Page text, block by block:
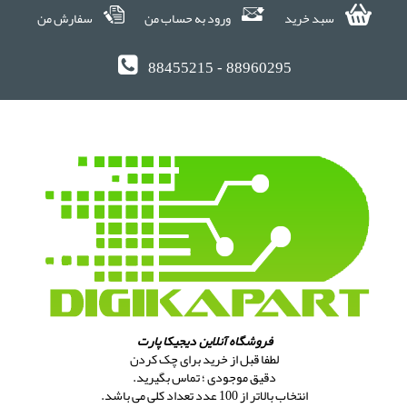
سبد خرید ورود به حساب من سفارش من
88455215 - 88960295
فروشگاه آنلاین دیجیکا پارت
لطفا قبل از خرید برای چک کردن
دقیق موجودی ؛ تماس بگیرید.
انتخاب بالاتر از 100 عدد تعداد کلی می باشد.